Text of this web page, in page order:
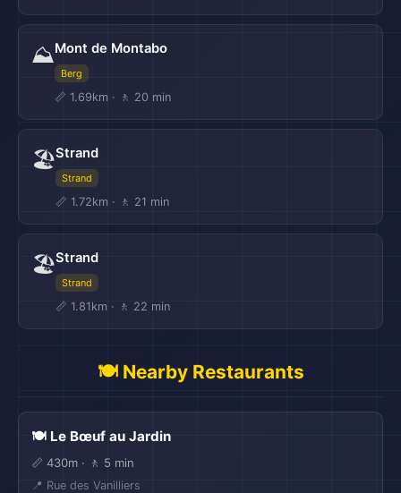
⛰️Mont de Montabo
Berg
📏 1.69km · 🚶 20 min
🏖️Strand
Strand
📏 1.72km · 🚶 21 min
🏖️Strand
Strand
📏 1.81km · 🚶 22 min
🍽️ Nearby Restaurants
🍽️ Le Bœuf au Jardin
📏 430m · 🚶 5 min
📍 Rue des Vanilliers